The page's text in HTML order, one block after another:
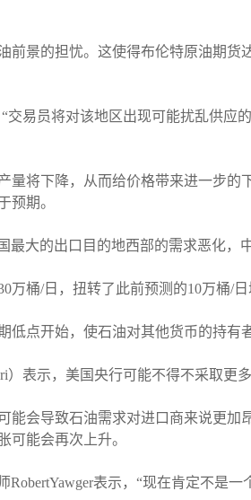
景的担忧。这使得布伦特原油期货
交易员将对该地区出现可能扰乱供应
量将下降，从而给价格带来进一步的
预期。
最大的出口目的地西部的需求恶化，
桶/日，扭转了此前预测的10万桶/日
点开始，使石油对其他货币的持有
表示，美国央行可能不得不采取更
会导致石油需求对进口商来说更加
可能会再次上升。
表示，“现在肯定不是一